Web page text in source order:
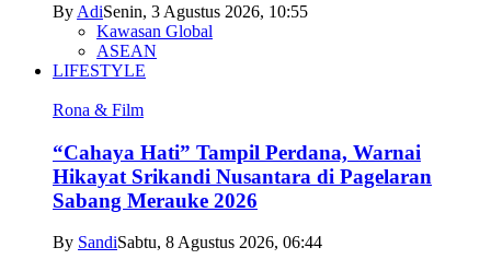
By AdiSenin, 3 Agustus 2026, 10:55
Kawasan Global
ASEAN
LIFESTYLE
Rona & Film
“Cahaya Hati” Tampil Perdana, Warnai
Hikayat Srikandi Nusantara di Pagelaran
Sabang Merauke 2026
By SandiSabtu, 8 Agustus 2026, 06:44